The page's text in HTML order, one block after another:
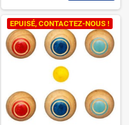
EPUISÉ, CONTACTEZ-NOUS !